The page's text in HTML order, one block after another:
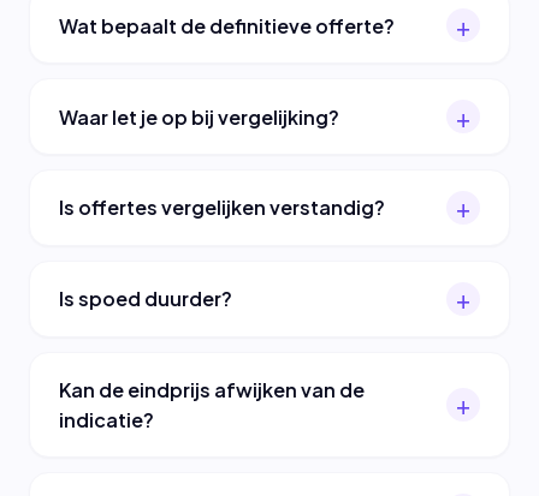
Wat bepaalt de definitieve offerte?
Waar let je op bij vergelijking?
Is offertes vergelijken verstandig?
Is spoed duurder?
Kan de eindprijs afwijken van de
indicatie?